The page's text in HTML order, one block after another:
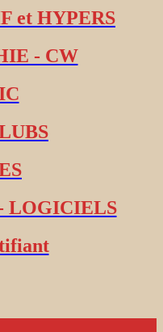
et HYPERS
- CW
LOGICIELS